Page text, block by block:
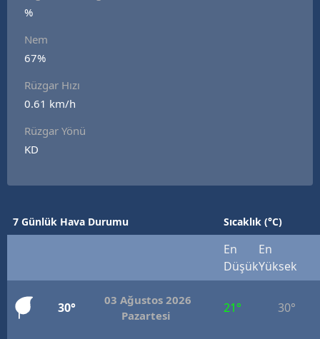
Eskişehir
Gaziantep
Giresun
Gümüşhane
Hakkari
%
Nem
67%
Rüzgar Hızı
0.61 km/h
Rüzgar Yönü
KD
7 Günlük Hava Durumu Sıcaklık (°C)
En
Düşük
En
Yüksek
30°
03 Ağustos 2026
Pazartesi
21° 30°